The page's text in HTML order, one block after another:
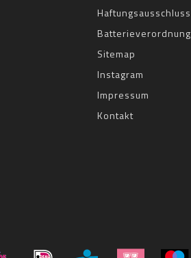
Haftungsausschluss
Batterieverordnung
Sitemap
Instagram
Impressum
Kontakt